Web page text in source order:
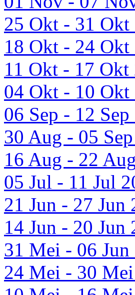
25 Okt - 31 Okt
18 Okt - 24 Okt
11 Okt - 17 Okt
04 Okt - 10 Okt
06 Sep - 12
30 Aug - 05
16 Aug - 22
05 Jul - 11 Jul
21 Jun - 27 Jun
14 Jun - 20 Jun
31 Mei - 06 Jun
24 Mei - 30